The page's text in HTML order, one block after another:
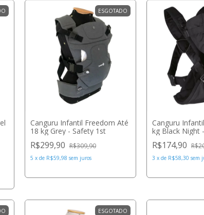
ESGOTADO
Canguru Infantil Freedom Até
18 kg Grey - Safety 1st
R$299,90 R$309,90
5 x de R$59,98 sem juros
Canguru
kg Black Night
R$174,90
3 x de R$58,30 sem
ESGOTADO